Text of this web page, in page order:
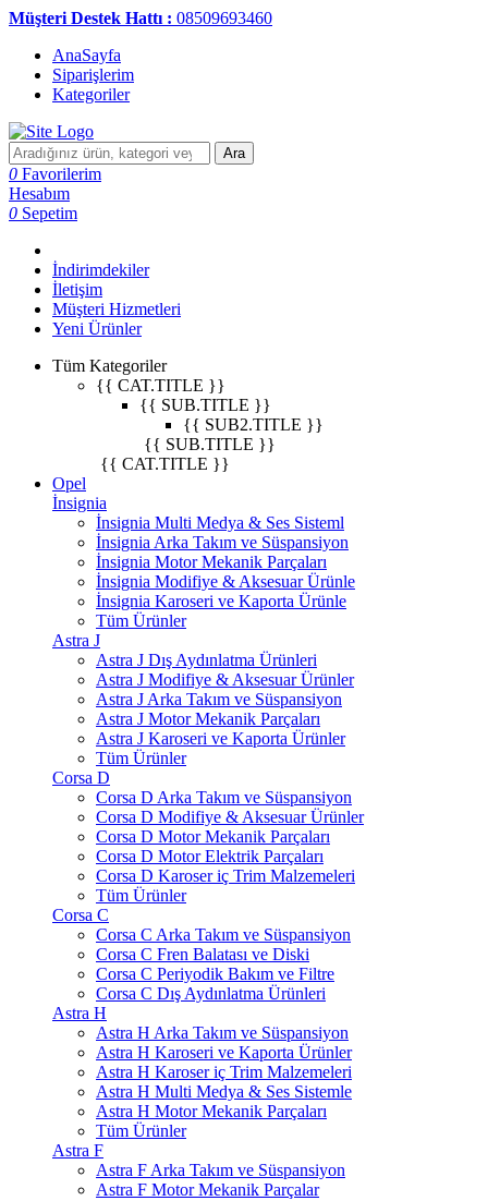
Müşteri Destek Hattı : 08509693460
AnaSayfa
Siparişlerim
Kategoriler
Ara
0 Favorilerim
Hesabım
0 Sepetim
İndirimdekiler
İletişim
Müşteri Hizmetleri
Yeni Ürünler
Tüm Kategoriler
{{ CAT.TITLE }}
{{ SUB.TITLE }}
{{ SUB2.TITLE }}
{{ SUB.TITLE }}
{{ CAT.TITLE }}
Opel
İnsignia
İnsignia Multi Medya & Ses Sisteml
İnsignia Arka Takım ve Süspansiyon
İnsignia Motor Mekanik Parçaları
İnsignia Modifiye & Aksesuar Ürünle
İnsignia Karoseri ve Kaporta Ürünle
Tüm Ürünler
Astra J
Astra J Dış Aydınlatma Ürünleri
Astra J Modifiye & Aksesuar Ürünler
Astra J Arka Takım ve Süspansiyon
Astra J Motor Mekanik Parçaları
Astra J Karoseri ve Kaporta Ürünler
Tüm Ürünler
Corsa D
Corsa D Arka Takım ve Süspansiyon
Corsa D Modifiye & Aksesuar Ürünler
Corsa D Motor Mekanik Parçaları
Corsa D Motor Elektrik Parçaları
Corsa D Karoser iç Trim Malzemeleri
Tüm Ürünler
Corsa C
Corsa C Arka Takım ve Süspansiyon
Corsa C Fren Balatası ve Diski
Corsa C Periyodik Bakım ve Filtre
Corsa C Dış Aydınlatma Ürünleri
Astra H
Astra H Arka Takım ve Süspansiyon
Astra H Karoseri ve Kaporta Ürünler
Astra H Karoser iç Trim Malzemeleri
Astra H Multi Medya & Ses Sistemle
Astra H Motor Mekanik Parçaları
Tüm Ürünler
Astra F
Astra F Arka Takım ve Süspansiyon
Astra F Motor Mekanik Parçalar